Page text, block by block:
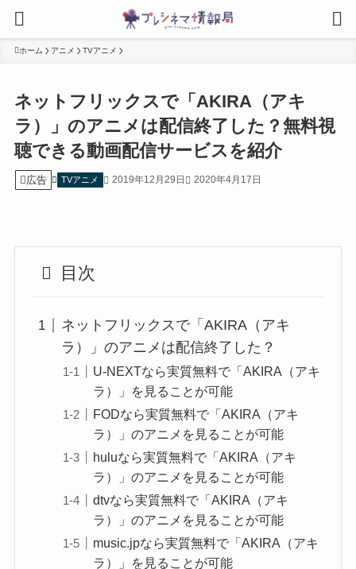
ホーム アニメ TVアニメ
ネットフリックスで「AKIRA（アキ
ラ）」のアニメは配信終了した？無料視
聴できる動画配信サービスを紹介
広告 TVアニメ 2019年12月29日 2020年4月17日
目次
ネットフリックスで「AKIRA（アキ
ラ）」のアニメは配信終了した？
U-NEXTなら実質無料で「AKIRA（アキ
ラ）」を見ることが可能
FODなら実質無料で「AKIRA（アキ
ラ）」のアニメを見ることが可能
huluなら実質無料で「AKIRA（アキ
ラ）」のアニメを見ることが可能
dtvなら実質無料で「AKIRA（アキ
ラ）」のアニメを見ることが可能
music.jpなら実質無料で「AKIRA（アキ
ラ）」を見ることが可能